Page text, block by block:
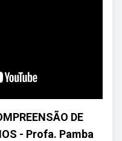
DE
- Profa. Pamba